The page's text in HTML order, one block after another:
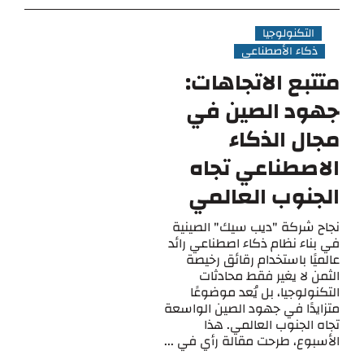
التكنولوجيا
ذكاء الأصطناعي
متتبع الاتجاهات:
جهود الصين في
مجال الذكاء
الاصطناعي تجاه
الجنوب العالمي
نجاح شركة "ديب سيك" الصينية
في بناء نظام ذكاء اصطناعي رائد
عالميًا باستخدام رقائق رخيصة
الثمن لا يغير فقط محادثات
التكنولوجيا، بل يُعد موضوعًا
متزايدًا في جهود الصين الواسعة
تجاه الجنوب العالمي. هذا
الأسبوع، طرحت مقالة رأي في ...